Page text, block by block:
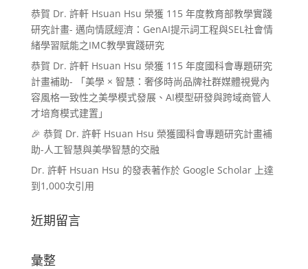
恭賀 Dr. 許軒 Hsuan Hsu 榮獲 115 年度教育部教學實踐
研究計畫- 邁向情感經濟：GenAI提示詞工程與SEL社會情
緒學習賦能之IMC教學實踐研究
恭賀 Dr. 許軒 Hsuan Hsu 榮獲 115 年度國科會專題研究
計畫補助- 「美學 × 智慧：奢侈時尚品牌社群媒體視覺內
容風格一致性之美學模式發展、AI模型研發與跨域商管人
才培育模式建置」
🎉 恭賀 Dr. 許軒 Hsuan Hsu 榮獲國科會專題研究計畫補
助-人工智慧與美學智慧的交融
Dr. 許軒 Hsuan Hsu 的發表著作於 Google Scholar 上達
到1,000次引用
近期留言
彙整